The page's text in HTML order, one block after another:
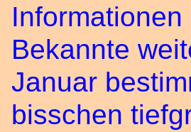
Bekannte
Januar
bisschen